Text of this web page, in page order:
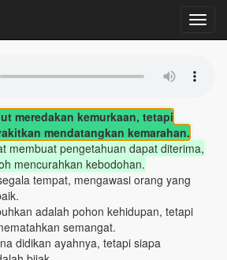
meredakan kemurkaan, tetapi
mendatangkan kemarahan.
membuat pengetahuan dapat diterima,
mencurahkan kebodohan.
tempat, mengawasi orang yang
adalah pohon kehidupan, tetapi
semangat.
didikan ayahnya, tetapi siapa